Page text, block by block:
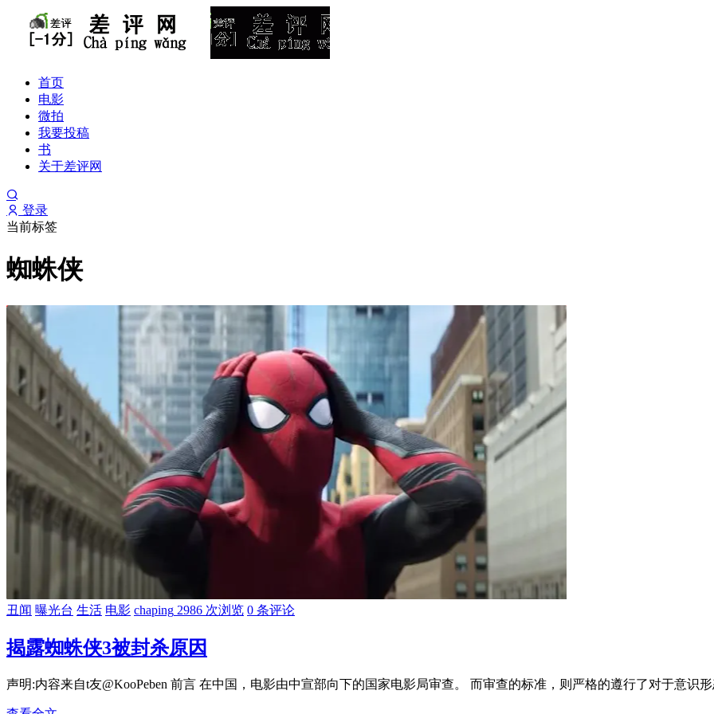
首页
电影
微拍
我要投稿
书
关于差评网
登录
当前标签
蜘蛛侠
丑闻 曝光台 生活 电影 chaping 2986 次浏览 0 条评论
揭露蜘蛛侠3被封杀原因
声明:内容来自t友@KooPeben 前言 在中国，电影由中宣部向下的国家电影局审查。 而审查的标准，则严格的遵行了对于意识